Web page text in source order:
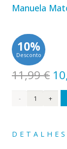
Manuela
10%
Desconto
11,99€ O
Quantidade
DETALHES